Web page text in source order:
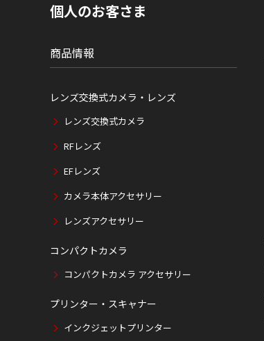
個人のお客さま
商品情報
レンズ交換式カメラ・レンズ
レンズ交換式カメラ
RFレンズ
EFレンズ
カメラ本体アクセサリー
レンズアクセサリー
コンパクトカメラ
コンパクトカメラ アクセサリー
プリンター・スキャナー
インクジェットプリンター